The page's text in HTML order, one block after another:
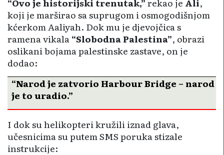
“Ovo je historijski trenutak,”rekao je Ali,
koji je marširao sa suprugom i osmogodišnjom
kćerkom Aaliyah. Dok mu je djevojčica s
ramena vikala“Slobodna Palestina”, obrazi
oslikani bojama palestinske zastave, on je
dodao:
“Narod je zatvorio Harbour Bridge – narod
je to uradio.”
I dok su helikopteri kružili iznad glava,
učesnicima su putem SMS poruka stizale
instrukcije: